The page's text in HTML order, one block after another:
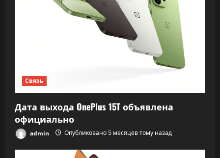
Связь
Дата выхода OnePlus 15T объявлена
официально
admin Опубликовано 5 месяцев тому назад